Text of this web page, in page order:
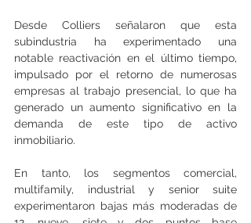
Desde Colliers señalaron que esta
subindustria ha experimentado una
notable reactivación en el último tiempo,
impulsado por el retorno de numerosas
empresas al trabajo presencial, lo que ha
generado un aumento significativo en la
demanda de este tipo de activo
inmobiliario.
En tanto, los segmentos comercial,
multifamily, industrial y senior suite
experimentaron bajas más moderadas de